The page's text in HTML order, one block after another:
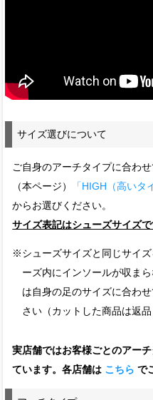
サイズ選びについて
ご自身のアーチタイプに合わ
（本ページ）
「HIGH（高いタ
からお選びください。
サイズ表記はシューズサイズで
※シューズサイズと同じサイ
ーズ内にインソールが収ま
は自身の足のサイズに合わ
さい（カットした商品は返品
実店舗ではお客様ごとのアー
ています。各店舗は こちら で